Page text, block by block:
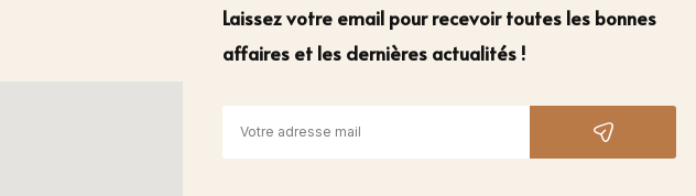
Laissez votre email pour recevoir toutes les bonnes
affaires et les dernières actualités !